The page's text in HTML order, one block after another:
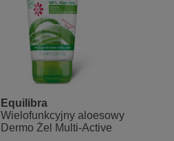
Equilibra
Wielofunkcyjny aloesowy
Dermo Żel Multi-Active